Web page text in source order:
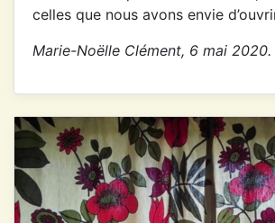
celles que nous avons envie
Marie-Noëlle Clément, 6 mai 2020.